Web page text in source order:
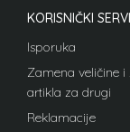
KORISNIČKI
Isporuka
Zamena veličine
artikla za drugi
Reklamacije